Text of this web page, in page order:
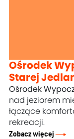
Ośrodek
Starej
Ośrodek
nad jeziorem
łączące
rekreacji.
Zobacz więcej